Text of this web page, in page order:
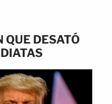
QUE DESATÓ